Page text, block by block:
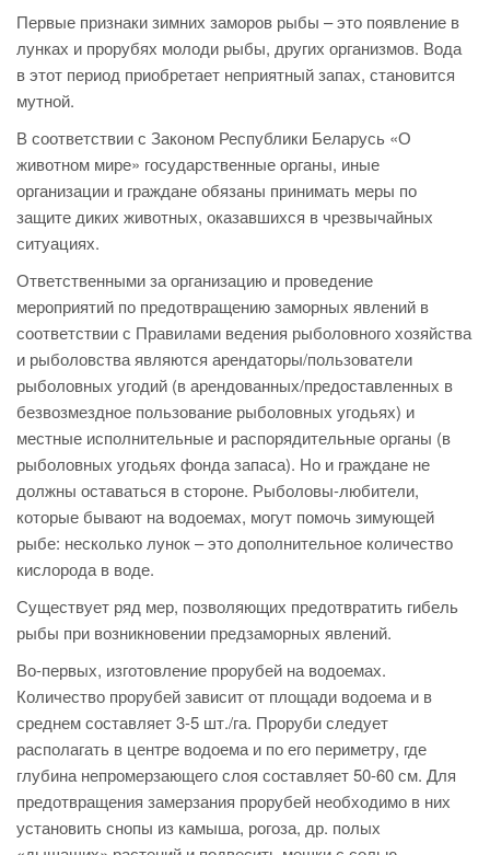
Первые признаки зимних заморов рыбы – это появление в
лунках и прорубях молоди рыбы, других организмов. Вода
в этот период приобретает неприятный запах, становится
мутной.
В соответствии с Законом Республики Беларусь «О
животном мире» государственные органы, иные
организации и граждане обязаны принимать меры по
защите диких животных, оказавшихся в чрезвычайных
ситуациях.
Ответственными за организацию и проведение
мероприятий по предотвращению заморных явлений в
соответствии с Правилами ведения рыболовного хозяйства
и рыболовства являются арендаторы/пользователи
рыболовных угодий (в арендованных/предоставленных в
безвозмездное пользование рыболовных угодьях) и
местные исполнительные и распорядительные органы (в
рыболовных угодьях фонда запаса). Но и граждане не
должны оставаться в стороне. Рыболовы-любители,
которые бывают на водоемах, могут помочь зимующей
рыбе: несколько лунок – это дополнительное количество
кислорода в воде.
Существует ряд мер, позволяющих предотвратить гибель
рыбы при возникновении предзаморных явлений.
Во-первых, изготовление прорубей на водоемах.
Количество прорубей зависит от площади водоема и в
среднем составляет 3-5 шт./га. Проруби следует
располагать в центре водоема и по его периметру, где
глубина непромерзающего слоя составляет 50-60 см. Для
предотвращения замерзания прорубей необходимо в них
установить снопы из камыша, рогоза, др. полых